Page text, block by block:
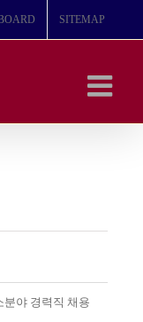
SITEMAP
야 경력직 채용